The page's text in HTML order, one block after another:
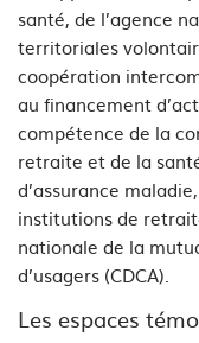
santé, de l’agence
territoriales
coopération
au financement
compétence de la
retraite et de la
d’assurance
institutions de
nationale de la
d’usagers (CDCA).
Les espaces